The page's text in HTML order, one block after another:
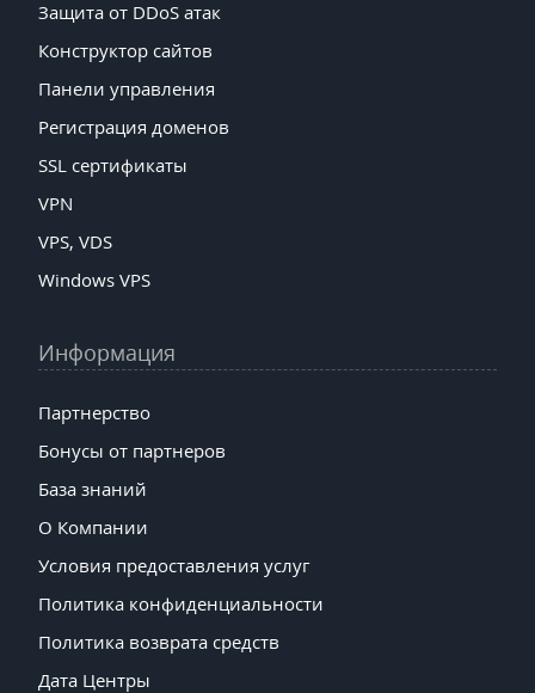
Защита от DDoS атак
Конструктор сайтов
Панели управления
Регистрация доменов
SSL сертификаты
VPN
VPS, VDS
Windows VPS
Информация
Партнерство
Бонусы от партнеров
База знаний
О Компании
Условия предоставления услуг
Политика конфиденциальности
Политика возврата средств
Дата Центры